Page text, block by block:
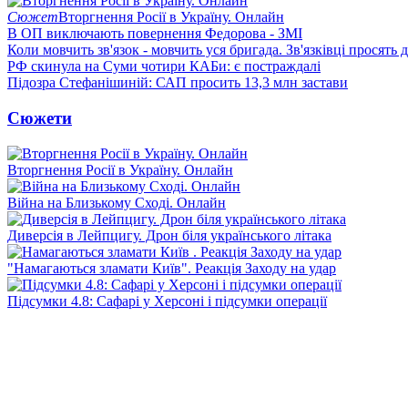
СюжетВторгнення Росії в Україну. Онлайн
В ОП виключають повернення Федорова - ЗМІ
Коли мовчить зв'язок - мовчить уся бригада. Зв'язківці просять
РФ скинула на Суми чотири КАБи: є постраждалі
Підозра Стефанішиній: САП просить 13,3 млн застави
Сюжети
Вторгнення Росії в Україну. Онлайн
Війна на Близькому Сході. Онлайн
Диверсія в Лейпцигу. Дрон біля українського літака
"Намагаються зламати Київ". Реакція Заходу на удар
Підсумки 4.8: Сафарі у Херсоні і підсумки операції